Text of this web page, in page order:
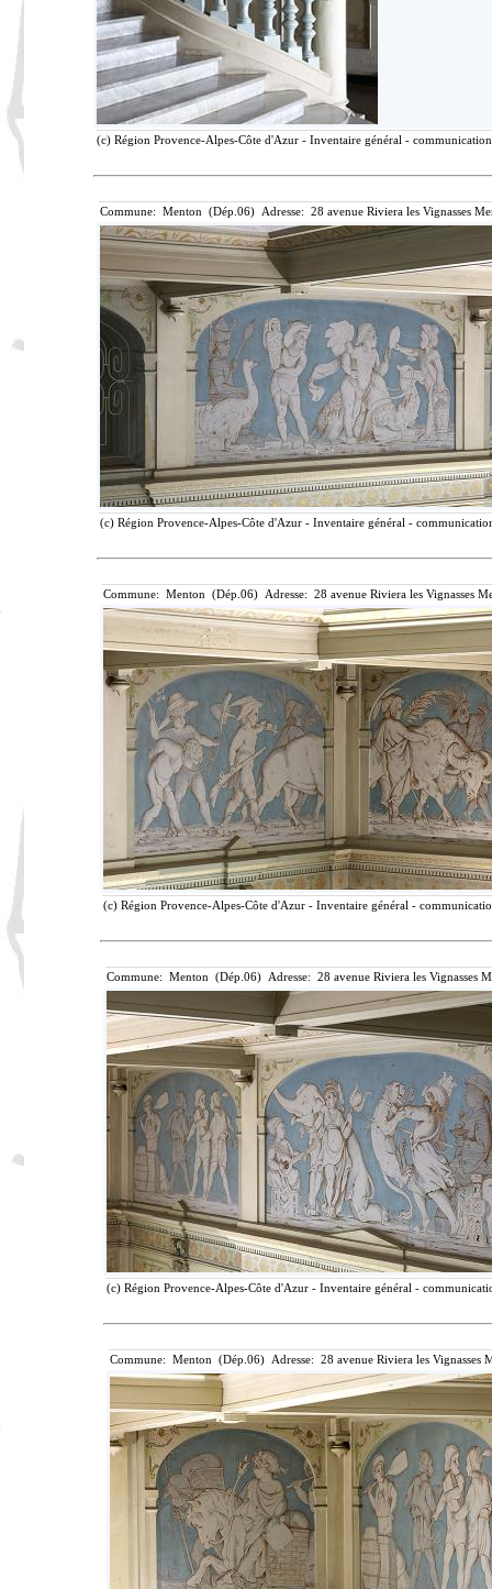
(c) Région Provence-Alpes-Côte d'Azur - Inventaire général -
Commune: Menton (Dép.06) Adresse: 28 avenue Riviera les Vignasses
(c) Région Provence-Alpes-Côte d'Azur - Inventaire général -
Commune: Menton (Dép.06) Adresse: 28 avenue Riviera les Vignasses
(c) Région Provence-Alpes-Côte d'Azur - Inventaire général -
Commune: Menton (Dép.06) Adresse: 28 avenue Riviera les Vignasses
(c) Région Provence-Alpes-Côte d'Azur - Inventaire général -
Commune: Menton (Dép.06) Adresse: 28 avenue Riviera les